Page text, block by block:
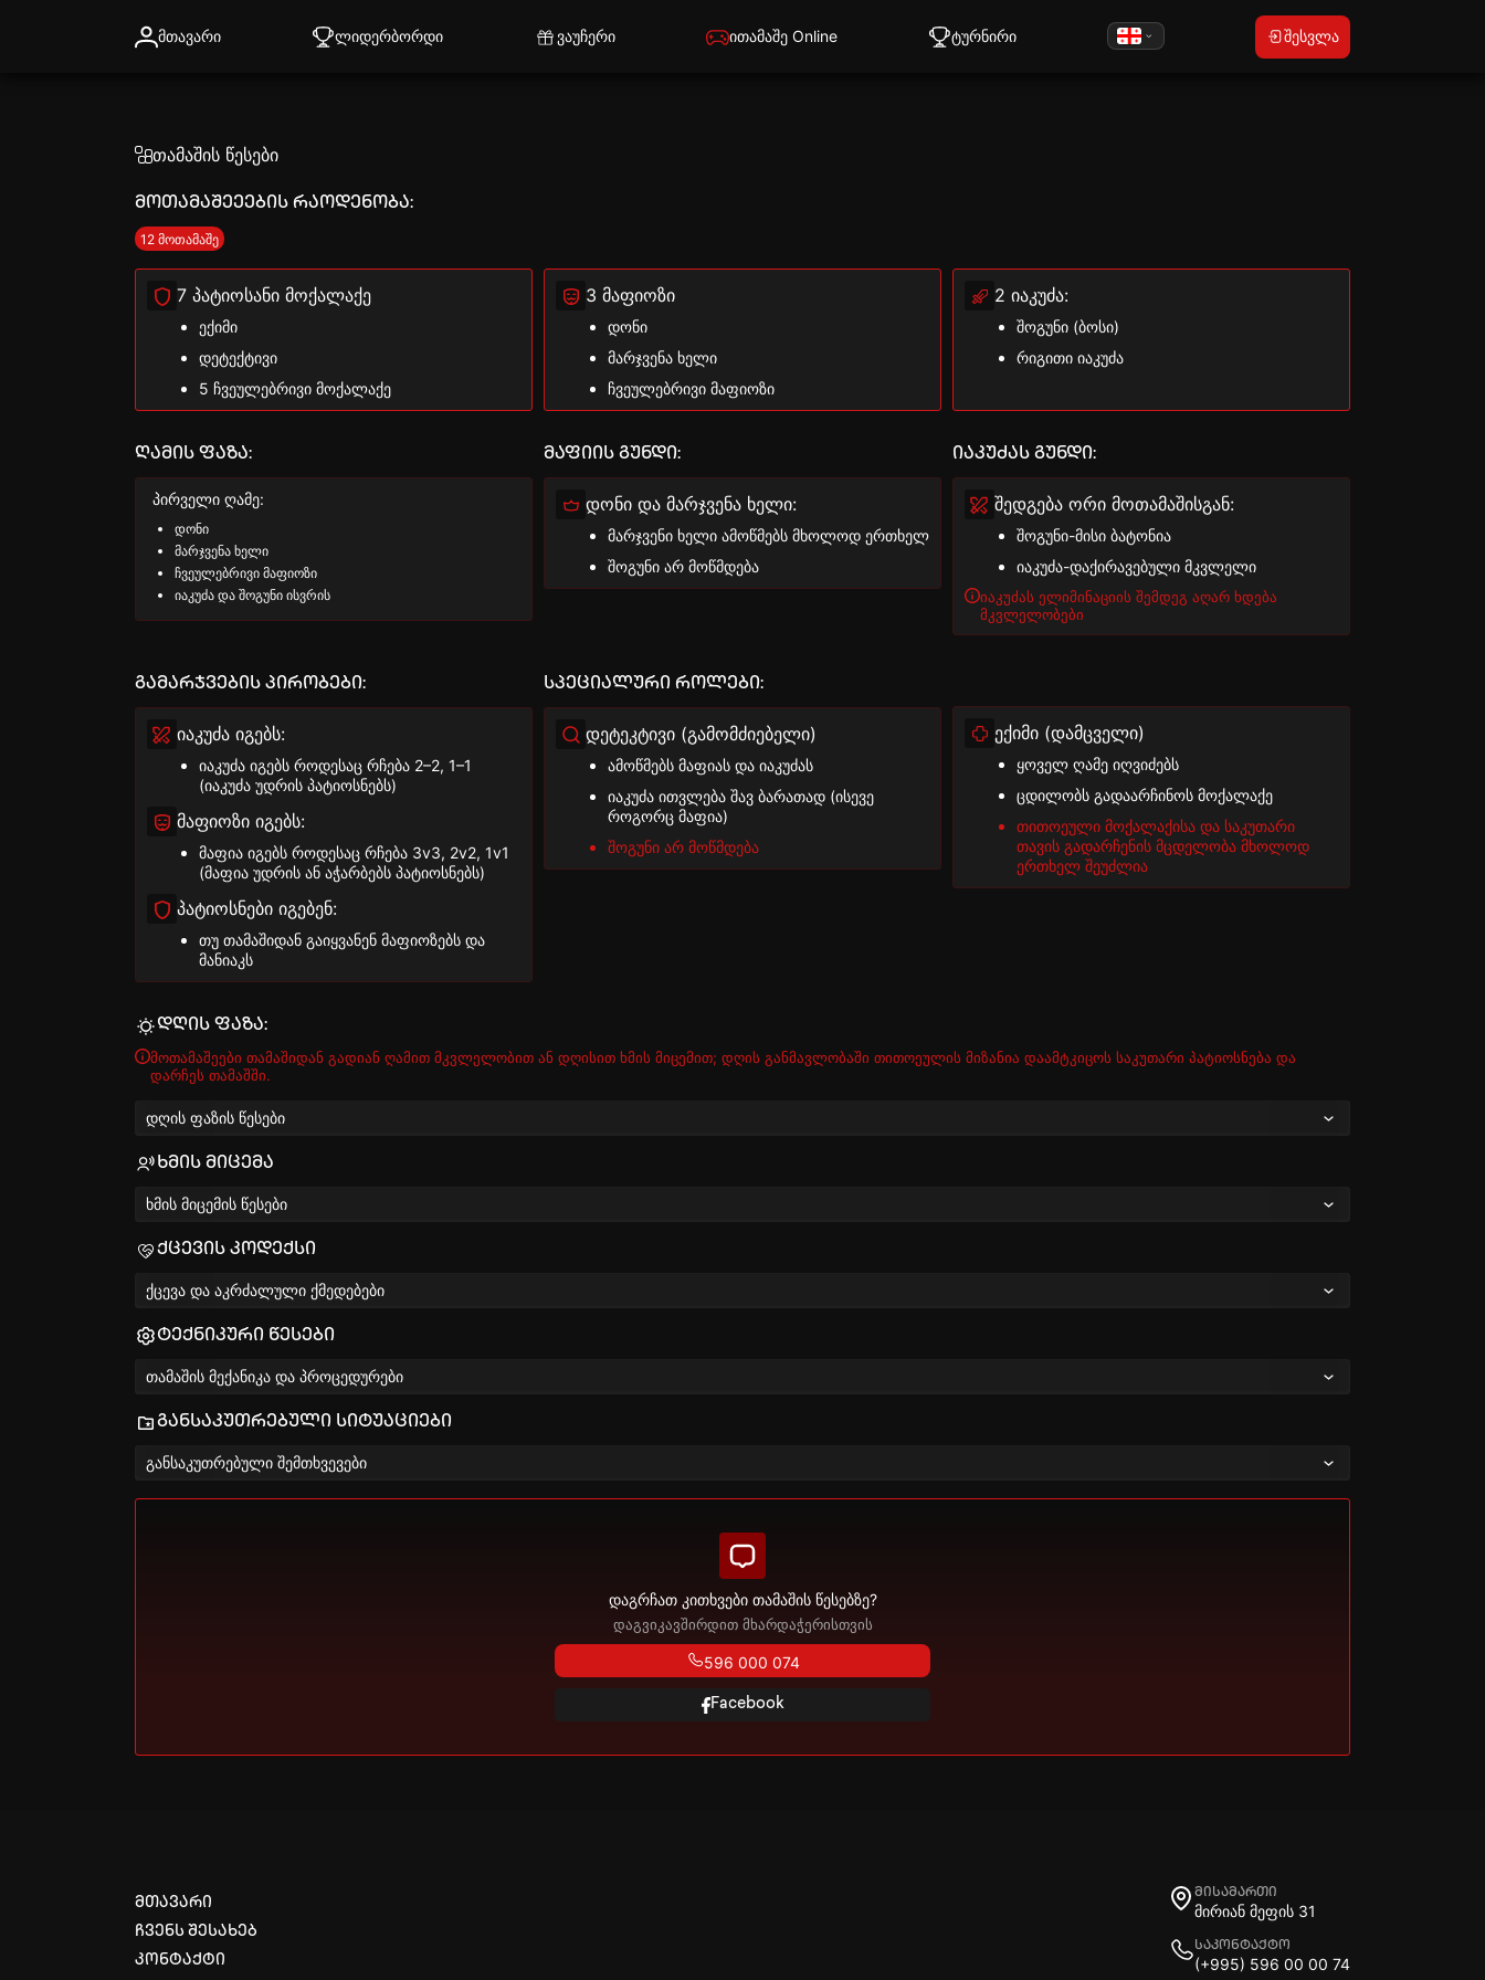
მთავარი ლიდერბორდი ვაუჩერი ითამაშე Online ტურნირი შესვლა
თამაშის წესები
მოთამაშეეების რაოდენობა:
12 მოთამაშე
7 პატიოსანი მოქალაქე
ექიმი
დეტექტივი
5 ჩვეულებრივი მოქალაქე
3 მაფიოზი
დონი
მარჯვენა ხელი
ჩვეულებრივი მაფიოზი
2 იაკუძა:
შოგუნი (ბოსი)
რიგითი იაკუძა
ღამის ფაზა:
პირველი ღამე:
დონი
მარჯვენა ხელი
ჩვეულებრივი მაფიოზი
იაკუძა და შოგუნი ისვრის
მაფიის გუნდი:
დონი და მარჯვენა ხელი:
მარჯვენი ხელი ამოწმებს მხოლოდ ერთხელ
შოგუნი არ მოწმდება
იაკუძას გუნდი:
შედგება ორი მოთამაშისგან:
შოგუნი-მისი ბატონია
იაკუძა-დაქირავებული მკვლელი
იაკუძას ელიმინაციის შემდეგ აღარ ხდება
მკვლელობები
გამარჯვების პირობები:
იაკუძა იგებს:
იაკუძა იგებს როდესაც რჩება 2–2, 1–1
(იაკუძა უდრის პატიოსნებს)
მაფიოზი იგებს:
მაფია იგებს როდესაც რჩება 3v3, 2v2, 1v1
(მაფია უდრის ან აჭარბებს პატიოსნებს)
პატიოსნები იგებენ:
თუ თამაშიდან გაიყვანენ მაფიოზებს და
მანიაკს
სპეციალური როლები:
დეტეკტივი (გამომძიებელი)
ამოწმებს მაფიას და იაკუძას
იაკუძა ითვლება შავ ბარათად (ისევე
როგორც მაფია)
შოგუნი არ მოწმდება
ექიმი (დამცველი)
ყოველ ღამე იღვიძებს
ცდილობს გადაარჩინოს მოქალაქე
თითოეული მოქალაქისა და საკუთარი
თავის გადარჩენის მცდელობა მხოლოდ
ერთხელ შეუძლია
დღის ფაზა:
მოთამაშეები თამაშიდან გადიან ღამით მკვლელობით ან დღისით ხმის მიცემით; დღის განმავლობაში თითოეულის მიზანია დაამტკიცოს საკუთარი პატიოსნება და
დარჩეს თამაშში.
დღის ფაზის წესები
ხმის მიცემა
ხმის მიცემის წესები
ქცევის კოდექსი
ქცევა და აკრძალული ქმედებები
ტექნიკური წესები
თამაშის მექანიკა და პროცედურები
განსაკუთრებული სიტუაციები
განსაკუთრებული შემთხვევები
დაგრჩათ კითხვები თამაშის წესებზე?
დაგვიკავშირდით მხარდაჭერისთვის
596 000 074
Facebook
მთავარი
ჩვენს შესახებ
კონტაქტი
მისამართი
მირიან მეფის 31
საკონტაქტო
(+995) 596 00 00 74